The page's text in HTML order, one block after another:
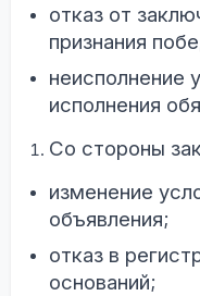
отказ от
признания
неисполнение
исполнения
Со стороны
изменение
объявления;
отказ в
оснований;